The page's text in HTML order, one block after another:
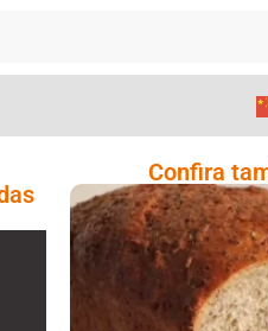
Confira
Comer Bem:
Carb